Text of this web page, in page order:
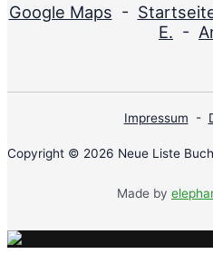
Google Maps -
E. -
Impressum -
Copyright © 2026 Neue Liste Buch
Made by